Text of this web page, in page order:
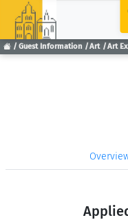
Guest Information Art Art